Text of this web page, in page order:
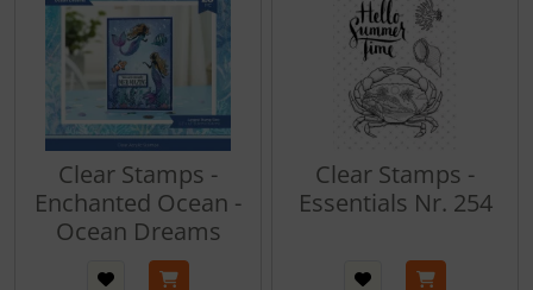
Clear Stamps -
Enchanted Ocean -
Ocean Dreams
Clear Stamps -
Essentials Nr. 254